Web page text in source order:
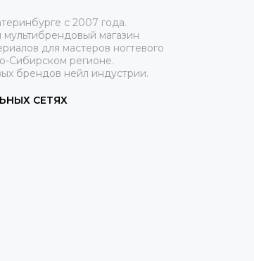
с 2007 года.
магазин
для мастеров ногтевого
Сибирском регионе.
брендов нейл индустрии.
СЕТЯХ